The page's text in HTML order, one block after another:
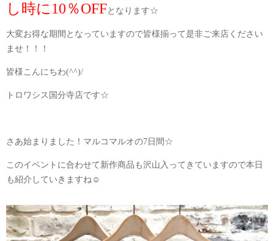
し時に10％OFFとなります☆
大変お得な期間となっていますので皆様揃って是非ご来店ください
ませ！！！
皆様こんにちわ(^^)/
トロワシス国分寺店です☆
さあ始まりました！マルコマルオの7日間☆
このイベントに合わせて新作商品も沢山入ってきていますので本日
も紹介していきますね☺